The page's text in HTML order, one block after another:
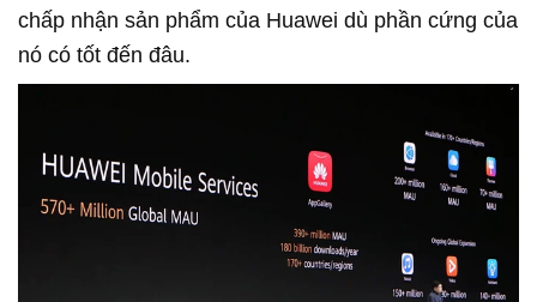
chấp nhận sản phẩm của Huawei dù phần cứng của
nó có tốt đến đâu.